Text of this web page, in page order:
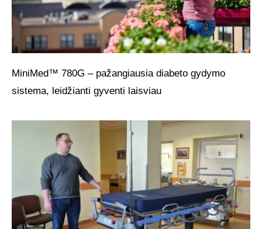
MiniMed™ 780G – pažangiausia diabeto gydymo
sistema, leidžianti gyventi laisviau